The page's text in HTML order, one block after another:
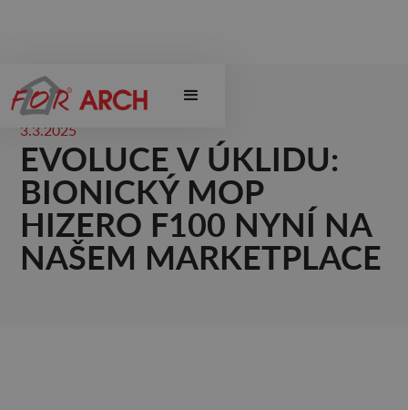
3.3.2025
EVOLUCE V ÚKLIDU:
BIONICKÝ MOP
HIZERO F100 NYNÍ NA
NAŠEM MARKETPLACE